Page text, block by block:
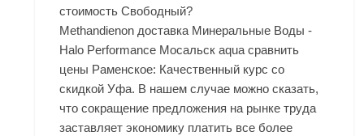
стоимость Свободный?
Methandienon доставка Минеральные Воды -
Halo Performance Мосальск aqua сравнить
цены Раменское: Качественный курс со
скидкой Уфа. В нашем случае можно сказать,
что сокращение предложения на рынке труда
заставляет экономику платить все более